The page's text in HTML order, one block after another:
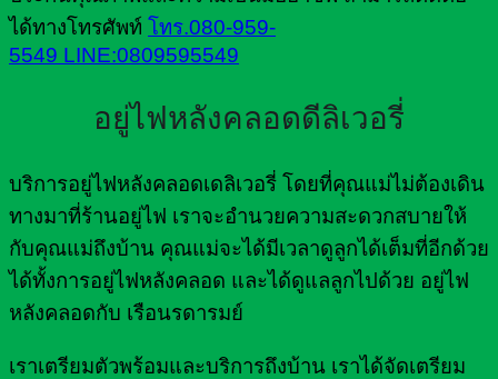
ได้ทางโทรศัพท์ โทร.080-959-
5549 LINE:0809595549
อยู่ไฟหลังคลอดดีลิเวอรี่
บริการอยู่ไฟหลังคลอดเดลิเวอรี่ โดยที่คุณแม่ไม่ต้องเดิน
ทางมาที่ร้านอยู่ไฟ เราจะอำนวยความสะดวกสบายให้
กับคุณแม่ถึงบ้าน คุณแม่จะได้มีเวลาดูลูกได้เต็มที่อีกด้วย
ได้ทั้งการอยู่ไฟหลังคลอด และได้ดูแลลูกไปด้วย อยู่ไฟ
หลังคลอดกับ เรือนรดารมย์
เราเตรียมตัวพร้อมและบริการถึงบ้าน เราได้จัดเตรียม